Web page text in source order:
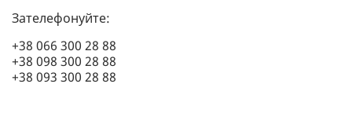
Зателефонуйте:
+38 066 300 28 88
+38 098 300 28 88
+38 093 300 28 88